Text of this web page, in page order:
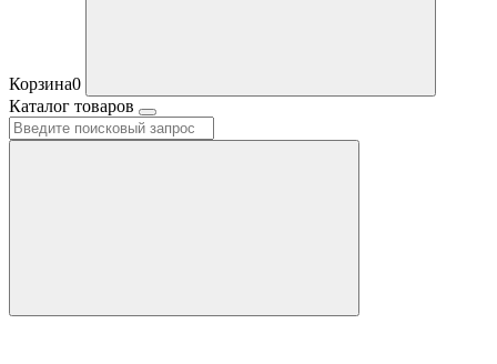
Корзина0
Каталог товаров